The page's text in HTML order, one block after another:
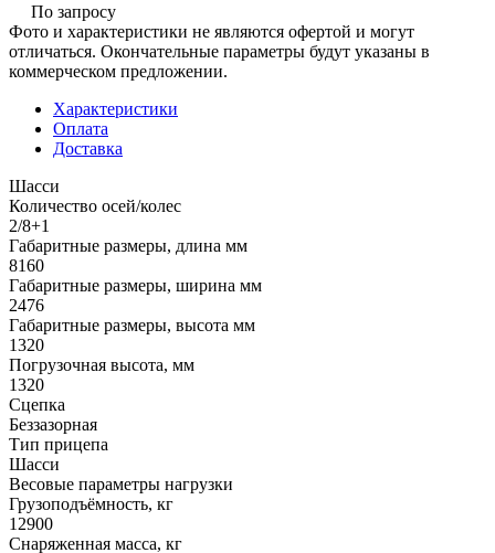
По запросу
Фото и характеристики не являются офертой и могут
отличаться. Окончательные параметры будут указаны в
коммерческом предложении.
Характеристики
Оплата
Доставка
Шасси
Количество осей/колес
2/8+1
Габаритные размеры, длина мм
8160
Габаритные размеры, ширина мм
2476
Габаритные размеры, высота мм
1320
Погрузочная высота, мм
1320
Сцепка
Беззазорная
Тип прицепа
Шасси
Весовые параметры нагрузки
Грузоподъёмность, кг
12900
Снаряженная масса, кг